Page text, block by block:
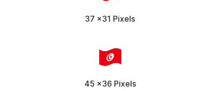
37 x31 Pixels
45 x36 Pixels